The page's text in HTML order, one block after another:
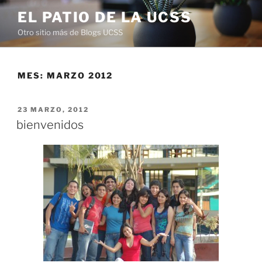
Saltar
contenido
EL PATIO DE LA UCSS
Otro sitio más de Blogs UCSS
MES: MARZO 2012
PUBLICADO
EL
23 MARZO, 2012
bienvenidos